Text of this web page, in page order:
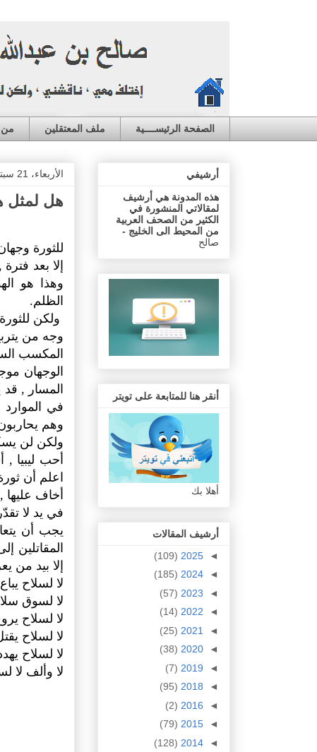
الصفحة الرئيســــية ملف المعتقلين من
الأربعاء، 21 سبتمبر 2011
هل لمثل
للثورة
إلا بعد
وهذا هو
الظلم.
ولكن
وجه من
المكسب
الوجهان
المسار ,
في
وهم
ولكن لن
أحب ليبيا
اعلم أن
أخاف
في يد لا
يجب أن
المقاتلين
إلا بيد من
لا لسلاح
لا لسوق
لا لسلاح
لا لسلاح
لا لسلاح
لا وألف
أرشيفي
هذه المدونة هي أرشيف
لمقالاتي المنشورة في
الكثير من الصحف العربية
من المحيط الى الخليج -
صالح
أنقر هنا للمتابعة على تويتر
أهلا بك
أرشيف المقالات
◄
2025
(109)
◄
2024
(185)
◄
2023
(57)
◄
2022
(14)
◄
2021
(25)
◄
2020
(38)
◄
2019
(7)
◄
2018
(95)
◄
2016
(2)
◄
2015
(79)
◄
2014
(128)